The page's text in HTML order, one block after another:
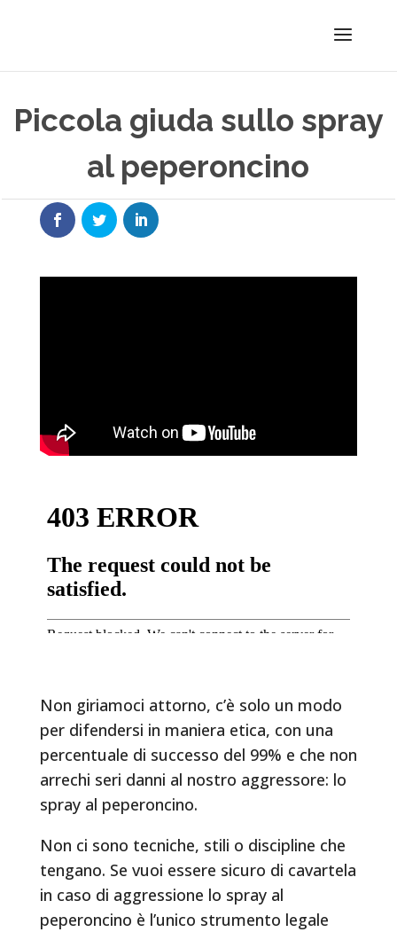
Piccola giuda sullo spray
al peperoncino
Non giriamoci attorno, c’è solo un modo
per difendersi in maniera etica, con una
percentuale di successo del 99% e che non
arrechi seri danni al nostro aggressore: lo
spray al peperoncino.
Non ci sono tecniche, stili o discipline che
tengano. Se vuoi essere sicuro di cavartela
in caso di aggressione lo spray al
peperoncino è l’unico strumento legale